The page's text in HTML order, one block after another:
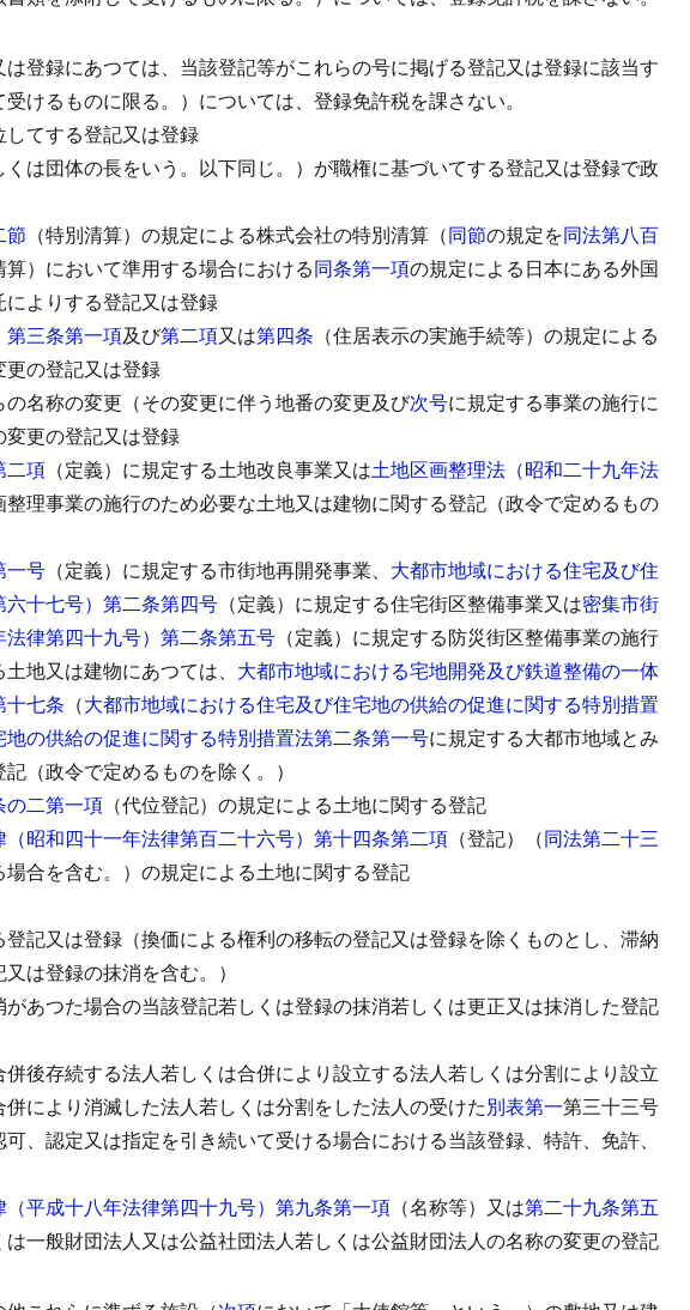
は登録にあつては、当該登記等がこれらの号に掲げる登記又は登録に該当す
けるものに限る。）については、登録免許税を課さない。
てする登記又は登録
は団体の長をいう。以下同じ。）が職権に基づいてする登記又は登録で政
節 （特別清算）の規定による株式会社の特別清算（同節の規定を同法第八百
）において準用する場合における同条第一項の規定による日本にある外国
よりする登記又は登録
第三条第一項及び第二項又は第四条 （住居表示の実施手続等）の規定による
の登記又は登録
名称の変更（その変更に伴う地番の変更及び次号に規定する事業の施行に
更の登記又は登録
二項 （定義）に規定する土地改良事業又は土地区画整理法（昭和二十九年法
整理事業の施行のため必要な土地又は建物に関する登記（政令で定めるもの
一号 （定義）に規定する市街地再開発事業、 大都市地域における住宅及び住
十七号）第二条第四号 （定義）に規定する住宅街区整備事業又は密集市街
律第四十九号）第二条第五号 （定義）に規定する防災街区整備事業の施行
地又は建物にあつては、 大都市地域における宅地開発及び鉄道整備の一体
十七条 （大都市地域における住宅及び住宅地の供給の促進に関する特別措置
の供給の促進に関する特別措置法第二条第一号に規定する大都市地域とみ
（政令で定めるものを除く。）
の二第一項 （代位登記）の規定による土地に関する登記
昭和四十一年法律第百二十六号）第十四条第二項 （登記）（同法第二十三
合を含む。）の規定による土地に関する登記
記又は登録（換価による権利の移転の登記又は登録を除くものとし、滞納
は登録の抹消を含む。）
あつた場合の当該登記若しくは登録の抹消若しくは更正又は抹消した登記
後存続する法人若しくは合併により設立する法人若しくは分割により設立
により消滅した法人若しくは分割をした法人の受けた別表第一第三十三号
、認定又は指定を引き続いて受ける場合における当該登録、特許、免許、
平成十八年法律第四十九号）第九条第一項 （名称等）又は第二十九条第五
一般財団法人又は公益社団法人若しくは公益財団法人の名称の変更の登記